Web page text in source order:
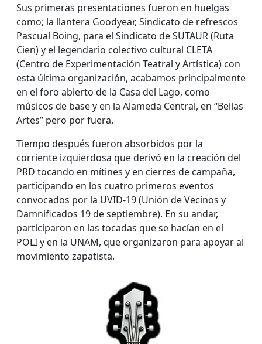
Sus primeras presentaciones fueron en huelgas
como; la llantera Goodyear, Sindicato de refrescos
Pascual Boing, para el Sindicato de SUTAUR (Ruta
Cien) y el legendario colectivo cultural CLETA
(Centro de Experimentación Teatral y Artística) con
esta última organización, acabamos principalmente
en el foro abierto de la Casa del Lago, como
músicos de base y en la Alameda Central, en “Bellas
Artes” pero por fuera.
Tiempo después fueron absorbidos por la
corriente izquierdosa que derivó en la creación del
PRD tocando en mítines y en cierres de campaña,
participando en los cuatro primeros eventos
convocados por la UVID-19 (Unión de Vecinos y
Damnificados 19 de septiembre). En su andar,
participaron en las tocadas que se hacían en el
POLI y en la UNAM, que organizaron para apoyar al
movimiento zapatista.